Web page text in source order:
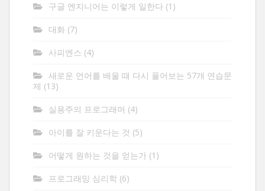
구글 엔지니어는 이렇게 일한다 (1)
대화 (7)
사피엔스 (4)
새로운 언어를 배울 때 다시 풀어보는 57개 연습문
제 (13)
실용주의 프로그래머 (4)
아이를 잘 키운다는 것 (5)
어떻게 원하는 것을 얻는가 (1)
프로그래밍 심리학 (6)